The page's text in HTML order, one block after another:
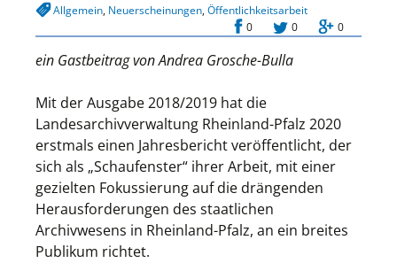
Allgemein, Neuerscheinungen,Öffentlichkeitsarbeit
0
0 0
ein Gastbeitrag von Andrea Grosche-Bulla
Mit der Ausgabe 2018/2019 hat die
Landesarchivverwaltung Rheinland-Pfalz 2020
erstmals einen Jahresbericht veröffentlicht, der
sich als „Schaufenster“ ihrer Arbeit, mit einer
gezielten Fokussierung auf die drängenden
Herausforderungen des staatlichen
Archivwesens in Rheinland-Pfalz, an ein breites
Publikum richtet.